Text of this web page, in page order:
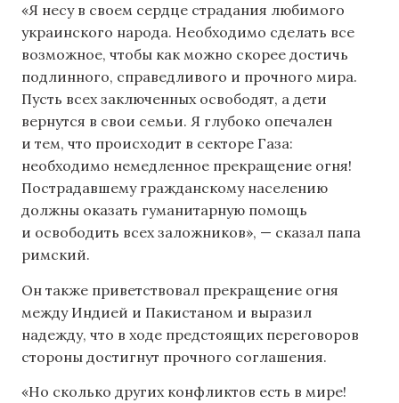
«Я несу в своем сердце страдания любимого
украинского народа. Необходимо сделать все
возможное, чтобы как можно скорее достичь
подлинного, справедливого и прочного мира.
Пусть всех заключенных освободят, а дети
вернутся в свои семьи. Я глубоко опечален
и тем, что происходит в секторе Газа:
необходимо немедленное прекращение огня!
Пострадавшему гражданскому населению
должны оказать гуманитарную помощь
и освободить всех заложников», — сказал папа
римский.
Он также приветствовал прекращение огня
между Индией и Пакистаном и выразил
надежду, что в ходе предстоящих переговоров
стороны достигнут прочного соглашения.
«Но сколько других конфликтов есть в мире!